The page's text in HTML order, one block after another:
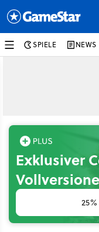
SPIELE NEWS
Exklusiver